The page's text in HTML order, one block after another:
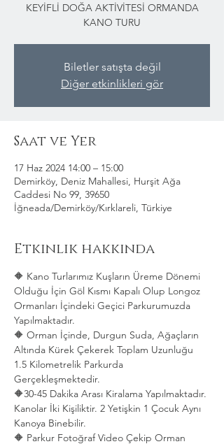
KEYİFLİ DOĞA AKTİVİTESİ ORMANDA
KANO TURU
Biletler satışta değil
Diğer etkinlikleri gör
Saat ve Yer
17 Haz 2024 14:00 – 15:00
Demirköy, Deniz Mahallesi, Hurşit Ağa
Caddesi No 99, 39650
İğneada/Demirköy/Kırklareli, Türkiye
Etkinlik hakkında
🔶 Kano Turlarımız Kuşların Üreme Dönemi
Olduğu İçin Göl Kısmı Kapalı Olup Longoz
Ormanları İçindeki Geçici Parkurumuzda
Yapılmaktadır.
🔶 Orman İçinde, Durgun Suda, Ağaçların
Altında Kürek Çekerek Toplam Uzunluğu
1.5 Kilometrelik Parkurda
Gerçekleşmektedir.
🔶30-45 Dakika Arası Kiralama Yapılmaktadır.
Kanolar İki Kişiliktir. 2 Yetişkin 1 Çocuk Aynı
Kanoya Binebilir.
🔶 Parkur Fotoğraf Video Çekip Orman